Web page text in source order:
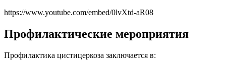
https://www.youtube.com/embed/0lvXtd-aR08
Профилактические мероприятия
Профилактика цистицеркоза заключается в: